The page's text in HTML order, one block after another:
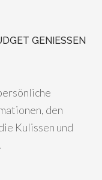
GENIESSEN K
den
Kulissen und